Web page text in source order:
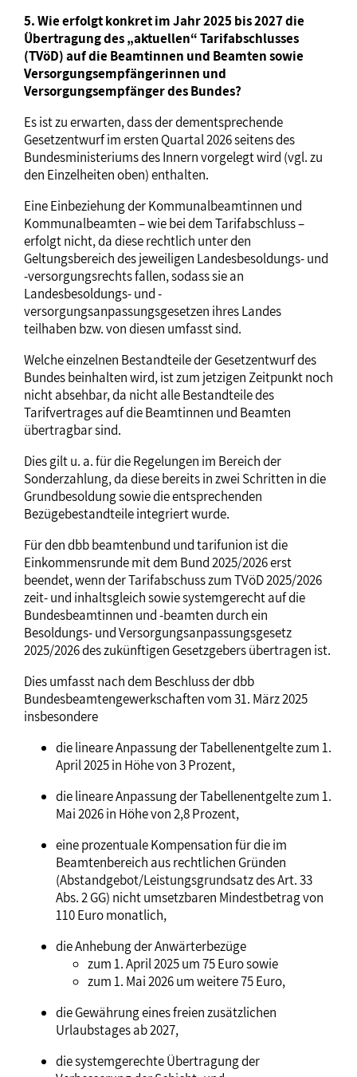
5. Wie erfolgt konkret im Jahr 2025 bis 2027 die
Übertragung des „aktuellen“ Tarifabschlusses
(TVöD) auf die Beamtinnen und Beamten sowie
Versorgungsempfängerinnen und
Versorgungsempfänger des Bundes?
Es ist zu erwarten, dass der dementsprechende
Gesetzentwurf im ersten Quartal 2026 seitens des
Bundesministeriums des Innern vorgelegt wird (vgl. zu
den Einzelheiten oben) enthalten.
Eine Einbeziehung der Kommunalbeamtinnen und
Kommunalbeamten – wie bei dem Tarifabschluss –
erfolgt nicht, da diese rechtlich unter den
Geltungsbereich des jeweiligen Landesbesoldungs- und
-versorgungsrechts fallen, sodass sie an
Landesbesoldungs- und -
versorgungsanpassungsgesetzen ihres Landes
teilhaben bzw. von diesen umfasst sind.
Welche einzelnen Bestandteile der Gesetzentwurf des
Bundes beinhalten wird, ist zum jetzigen Zeitpunkt noch
nicht absehbar, da nicht alle Bestandteile des
Tarifvertrages auf die Beamtinnen und Beamten
übertragbar sind.
Dies gilt u. a. für die Regelungen im Bereich der
Sonderzahlung, da diese bereits in zwei Schritten in die
Grundbesoldung sowie die entsprechenden
Bezügebestandteile integriert wurde.
Für den dbb beamtenbund und tarifunion ist die
Einkommensrunde mit dem Bund 2025/2026 erst
beendet, wenn der Tarifabschuss zum TVöD 2025/2026
zeit- und inhaltsgleich sowie systemgerecht auf die
Bundesbeamtinnen und -beamten durch ein
Besoldungs- und Versorgungsanpassungsgesetz
2025/2026 des zukünftigen Gesetzgebers übertragen ist.
Dies umfasst nach dem Beschluss der dbb
Bundesbeamtengewerkschaften vom 31. März 2025
insbesondere
die lineare Anpassung der Tabellenentgelte zum 1.
April 2025 in Höhe von 3 Prozent,
die lineare Anpassung der Tabellenentgelte zum 1.
Mai 2026 in Höhe von 2,8 Prozent,
eine prozentuale Kompensation für die im
Beamtenbereich aus rechtlichen Gründen
(Abstandgebot/Leistungsgrundsatz des Art. 33
Abs. 2 GG) nicht umsetzbaren Mindestbetrag von
110 Euro monatlich,
die Anhebung der Anwärterbezüge
zum 1. April 2025 um 75 Euro sowie
zum 1. Mai 2026 um weitere 75 Euro,
die Gewährung eines freien zusätzlichen
Urlaubstages ab 2027,
die systemgerechte Übertragung der